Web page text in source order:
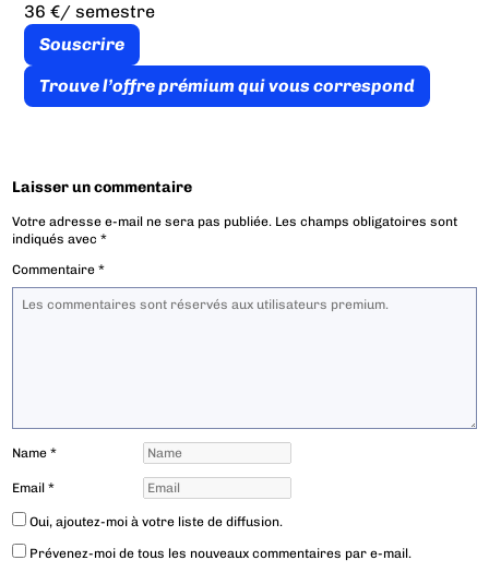
36 €/ semestre
Souscrire
Trouve l’offre prémium qui vous correspond
Laisser un commentaire
Votre adresse e-mail ne sera pas publiée. Les champs obligatoires sont
indiqués avec*
Commentaire*
Name*
Email*
Oui, ajoutez-moi à votre liste de diffusion.
Prévenez-moi de tous les nouveaux commentaires par e-mail.